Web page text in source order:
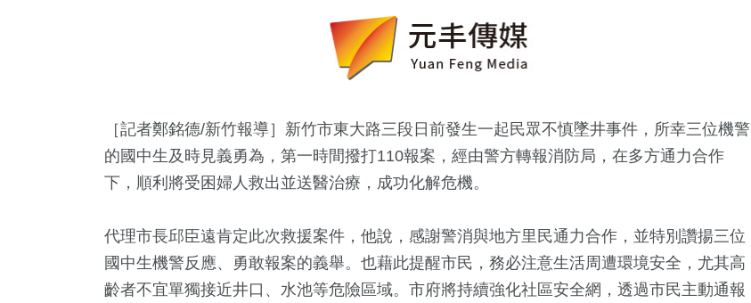
［記者鄭銘德/新竹報導］新竹市東大路三段日前發生一起民眾不慎墜井事件，所幸三位機警
的國中生及時見義勇為，第一時間撥打110報案，經由警方轉報消防局，在多方通力合作
下，順利將受困婦人救出並送醫治療，成功化解危機。
代理市長邱臣遠肯定此次救援案件，他說，感謝警消與地方里民通力合作，並特別讚揚三位
國中生機警反應、勇敢報案的義舉。也藉此提醒市民，務必注意生活周遭環境安全，尤其高
齡者不宜單獨接近井口、水池等危險區域。市府將持續強化社區安全網，透過市民主動通報